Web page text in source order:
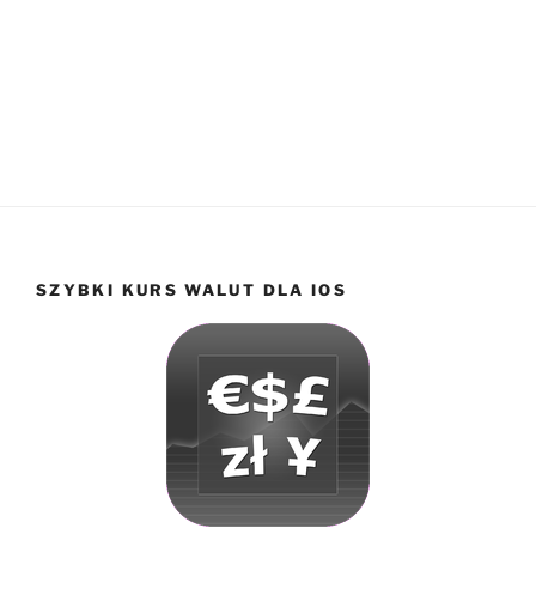
SZYBKI KURS WALUT DLA IOS